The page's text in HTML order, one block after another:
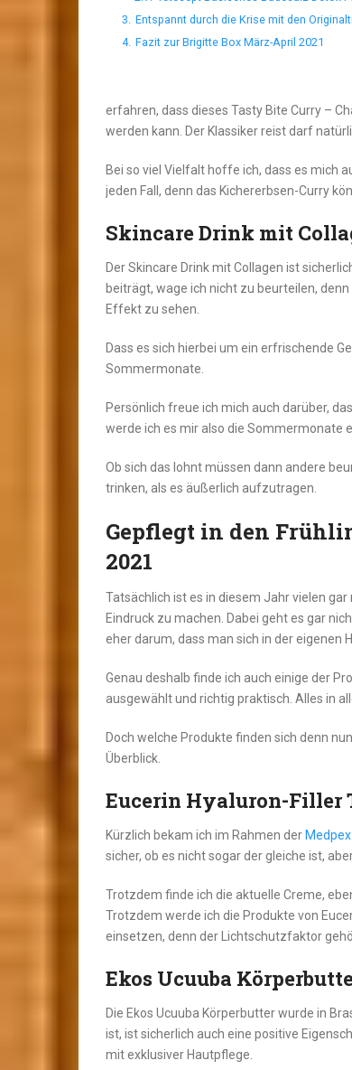
3. Entspannt durch die Krise mit den
4. Fazit zur Brigitte Box März-April 2021
erfahren, dass dieses Tasty Bite Curry –
werden kann. Der Klassiker reist darf
Bei so viel Vielfalt hoffe ich, dass es mich
jeden Fall, denn das Kichererbsen-Curry
Skincare Drink mit
Der Skincare Drink mit Collagen ist
beiträgt, wage ich nicht zu beurteilen,
Effekt zu sehen.
Dass es sich hierbei um ein erfrischende
Sommermonate.
Persönlich freue ich mich auch darüber,
werde ich es mir also die Sommermonate
Ob sich das lohnt müssen dann andere
trinken, als es äußerlich aufzutragen.
Gepflegt in den
2021
Tatsächlich ist es in diesem Jahr vielen
Eindruck zu machen. Dabei geht es gar
eher darum, dass man sich in der eigenen
Genau deshalb finde ich auch einige der
ausgewählt und richtig praktisch. Alles in
Doch welche Produkte finden sich denn
Überblick.
Eucerin Hyaluron-Filler
Kürzlich bekam ich im Rahmen der
sicher, ob es nicht sogar der gleiche ist,
Trotzdem finde ich die aktuelle Creme,
Trotzdem werde ich die Produkte von
einsetzen, denn der Lichtschutzfaktor
Ekos Ucuuba
Die Ekos Ucuuba Körperbutter wurde in
ist, ist sicherlich auch eine positive
mit exklusiver Hautpflege.